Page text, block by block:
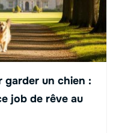
garder un chien :
job de rêve au